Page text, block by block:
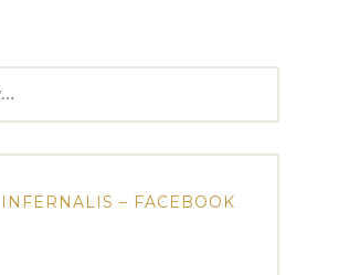
– FACEBOOK